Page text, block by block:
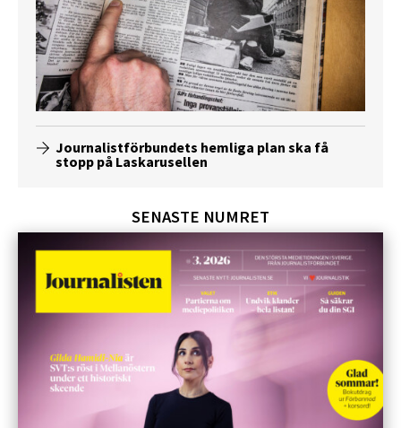
Journalistförbundets hemliga plan ska få
stopp på Laskarusellen
SENASTE NUMRET